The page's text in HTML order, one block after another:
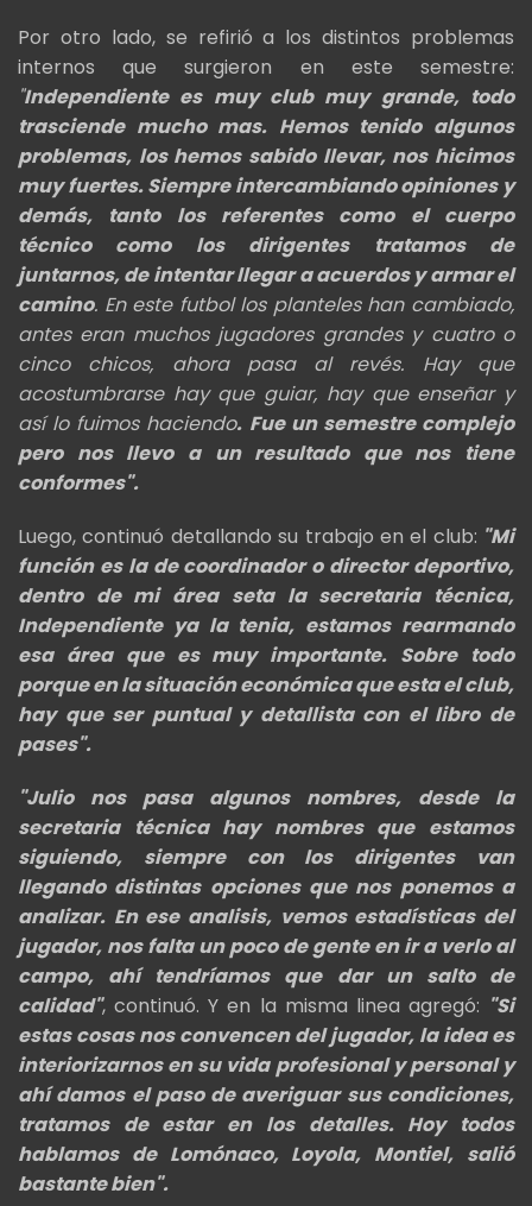
Por otro lado, se refirió a los distintos problemas
internos que surgieron en este semestre:
"Independiente es muy club muy grande, todo
trasciende mucho mas. Hemos tenido algunos
problemas, los hemos sabido llevar, nos hicimos
muy fuertes. Siempre intercambiando opiniones y
demás, tanto los referentes como el cuerpo
técnico como los dirigentes tratamos de
juntarnos, de intentar llegar a acuerdos y armar el
camino. En este futbol los planteles han cambiado,
antes eran muchos jugadores grandes y cuatro o
cinco chicos, ahora pasa al revés. Hay que
acostumbrarse hay que guiar, hay que enseñar y
así lo fuimos haciendo. Fue un semestre complejo
pero nos llevo a un resultado que nos tiene
conformes".
Luego, continuó detallando su trabajo en el club: "Mi
función es la de coordinador o director deportivo,
dentro de mi área seta la secretaria técnica,
Independiente ya la tenia, estamos rearmando
esa área que es muy importante. Sobre todo
porque en la situación económica que esta el club,
hay que ser puntual y detallista con el libro de
pases".
"Julio nos pasa algunos nombres, desde la
secretaria técnica hay nombres que estamos
siguiendo, siempre con los dirigentes van
llegando distintas opciones que nos ponemos a
analizar. En ese analisis, vemos estadísticas del
jugador, nos falta un poco de gente en ir a verlo al
campo, ahí tendríamos que dar un salto de
calidad", continuó. Y en la misma linea agregó: "Si
estas cosas nos convencen del jugador, la idea es
interiorizarnos en su vida profesional y personal y
ahí damos el paso de averiguar sus condiciones,
tratamos de estar en los detalles. Hoy todos
hablamos de Lomónaco, Loyola, Montiel, salió
bastante bien".